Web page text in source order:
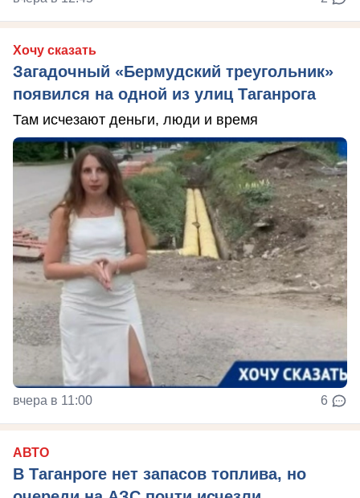
Хочу сказать
Загадочный «Бермудский треугольник»
появился на одной из улиц Таганрога
Там исчезают деньги, люди и время
вчера в 11:00 6
АВТО
В Таганроге нет запасов топлива, но